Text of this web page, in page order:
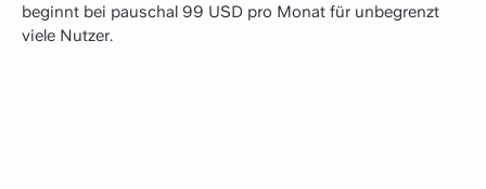
beginnt bei pauschal 99 USD pro Monat für unbegrenzt
viele Nutzer.